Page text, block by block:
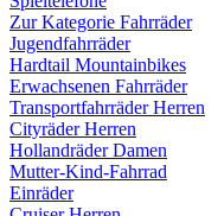
Zur Kategorie Fahrräder
Jugendfahrräder
Hardtail Mountainbikes
Erwachsenen Fahrräder
Transportfahrräder Herren
Cityräder Herren
Hollandräder Damen
Mutter-Kind-Fahrrad
Einräder